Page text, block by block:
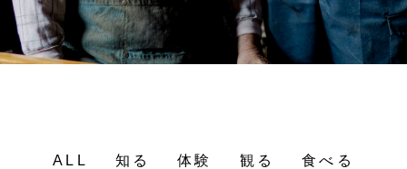
ALL 知る 体験 観る 食べる